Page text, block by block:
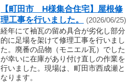
【町田市 H様集合住宅】屋根修
理工事を行いました。
(2026/06/25)
経年にて袖瓦の留め具合が劣化し部分
的に足場を架けて修理工事を行いまし
た。廃番の品物（モニエル瓦）でした
が幸いに在庫があり付け直しの作業を
行いました。現場は、町田市西成瀬と
なります。